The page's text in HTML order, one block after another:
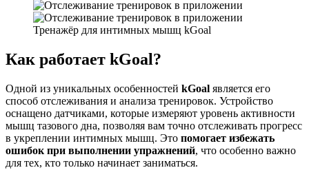
Тренажёр для интимных мышц kGoal
Как работает kGoal?
Одной из уникальных особенностей kGoal является его
способ отслеживания и анализа тренировок. Устройство
оснащено датчиками, которые измеряют уровень активности
мышц тазового дна, позволяя вам точно отслеживать прогресс
в укреплении интимных мышц. Это помогает избежать
ошибок при выполнении упражнений, что особенно важно
для тех, кто только начинает заниматься.